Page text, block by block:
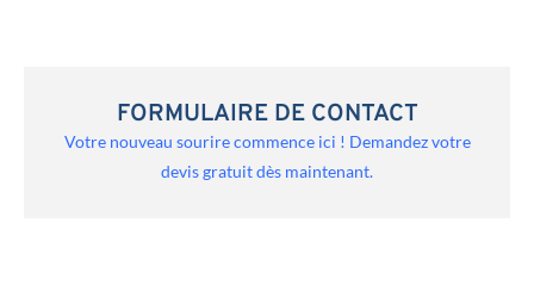
FORMULAIRE DE CONTACT
Votre nouveau sourire commence ici ! Demandez votre
devis gratuit dès maintenant.